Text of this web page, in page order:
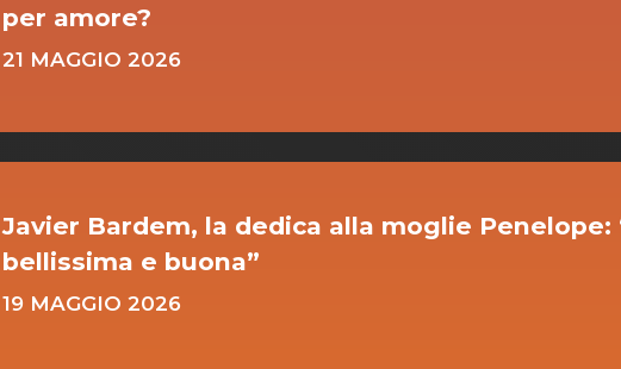
per amore?
21 MAGGIO 2026
Javier Bardem, la dedica alla moglie Penelope:
bellissima e buona”
19 MAGGIO 2026